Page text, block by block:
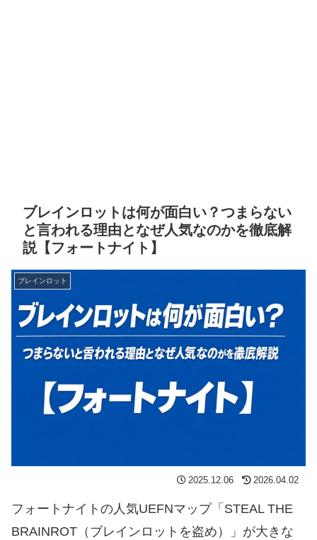
ブレインロットは何が面白い？つまらない
と言われる理由となぜ人気なのかを徹底解
説【フォートナイト】
ブレインロット
2025.12.06 2026.04.02
フォートナイトの人気UEFNマップ「STEAL THE
BRAINROT（ブレインロットを盗め）」が大きな